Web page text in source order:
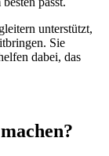
unterstützt,
Sie
dabei, das